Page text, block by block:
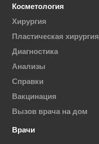
Косметология
Хирургия
Пластическая хирургия
Диагностика
Анализы
Справки
Вакцинация
Вызов врача на дом
Врачи